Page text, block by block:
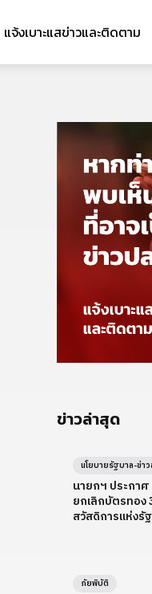
แจ้งเบาะแสข่าวและติดตาม
ข่าวล่าสุด
นายกฯ ประกาศ
ยกเลิกบัตรทอง
สวัสดิการแห่งรั
นโยบายรัฐบาล-ข่า
ภัยพิบัติ